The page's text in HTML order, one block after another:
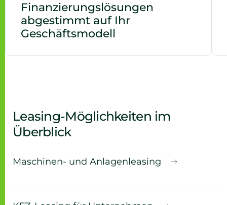
Finanzierungslösungen
abgestimmt auf Ihr
Geschäftsmodell
Leasing-Möglichkeiten im
Überblick
Maschinen- und Anlagenleasing